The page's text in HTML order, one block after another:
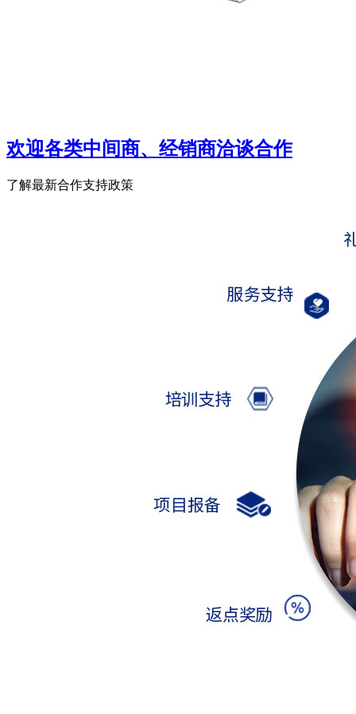
欢迎各类中间商、经销商洽谈合作
了解最新合作支持政策